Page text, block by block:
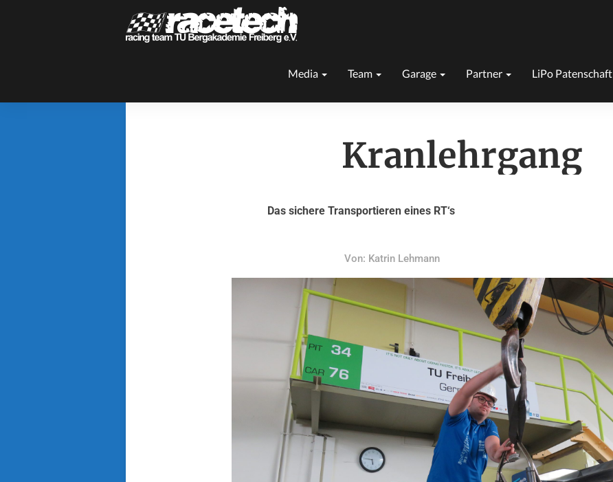
Media Team Garage Partner LiPo Patenschaft
Kranlehrgang
Das sichere Transportieren eines RT‘s
Von: Katrin Lehmann